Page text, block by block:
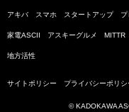
アキバ スマホ スタートアップ
家電ASCII アスキーグルメ MITTR
地方活性
サイトポリシー プライバシーポリシ
© KADOKAWA